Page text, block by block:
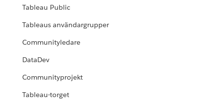
Tableau Public
Tableaus användargrupper
Communityledare
DataDev
Communityprojekt
Tableau-torget